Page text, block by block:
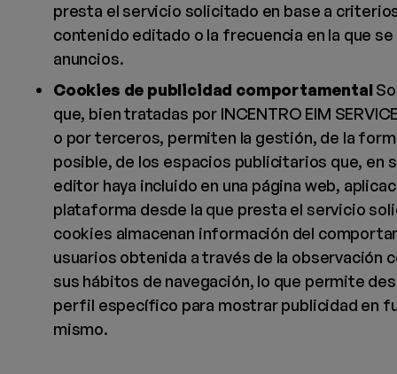
presta el servicio solicitado en base a
contenido editado o la frecuencia en la que
anuncios.
Cookies de publicidad comportamental
que, bien tratadas por INCENTRO EIM
o por terceros, permiten la gestión, de la
posible, de los espacios publicitarios que, en
editor haya incluido en una página web,
plataforma desde la que presta el servicio
cookies almacenan información del
usuarios obtenida a través de la observación
sus hábitos de navegación, lo que permite
perfil específico para mostrar publicidad en
mismo.